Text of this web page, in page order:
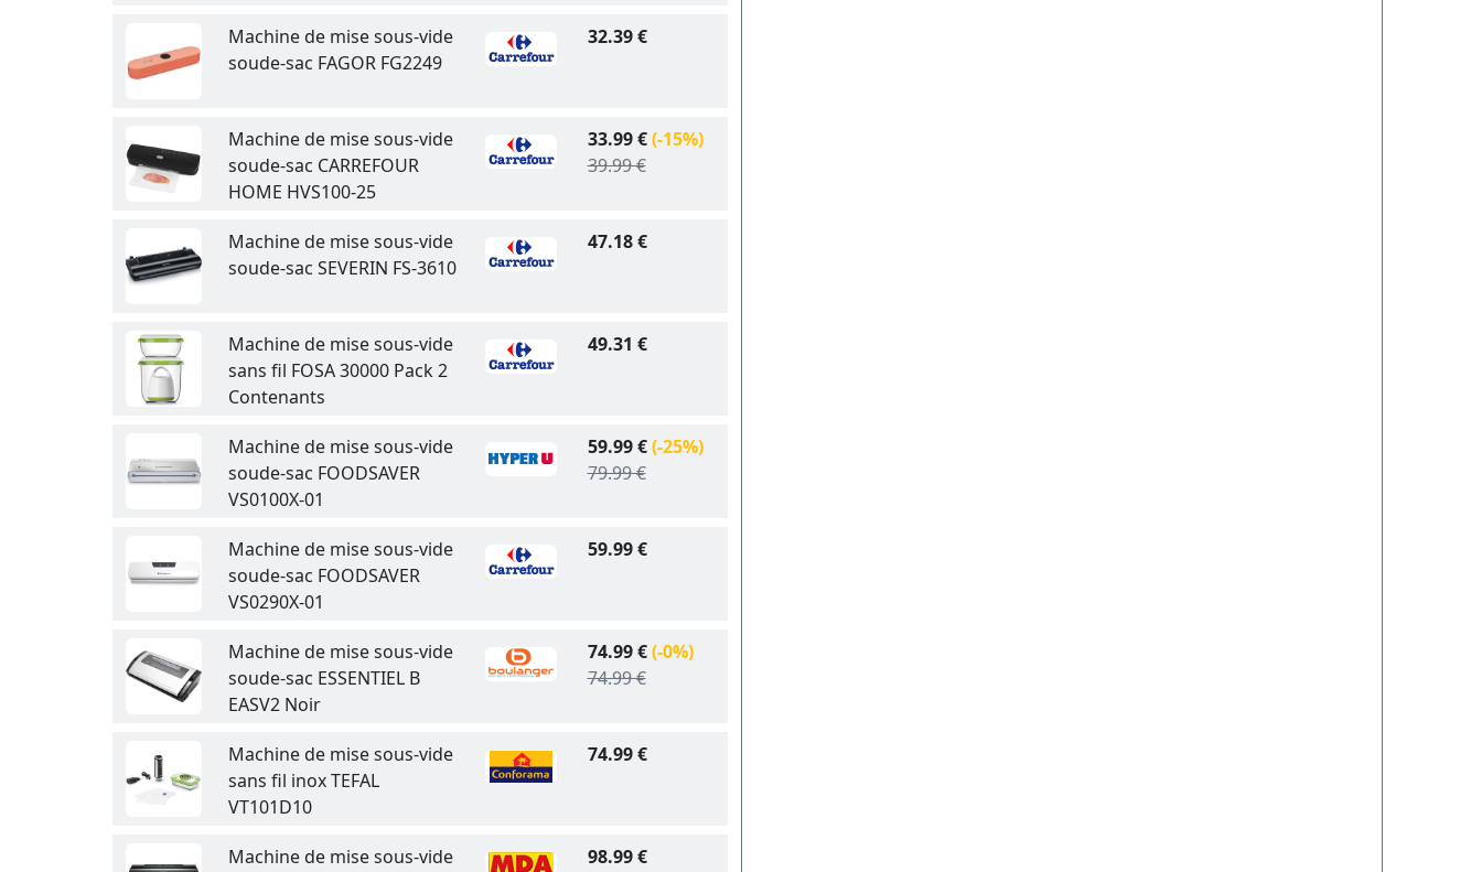
Machine de mise sous-vide
soude-sac FAGOR FG2249
32.39 €
Machine de mise sous-vide
soude-sac CARREFOUR
HOME HVS100-25
33.99 €(-15%)
39.99 €
Machine de mise sous-vide
soude-sac SEVERIN FS-3610
47.18 €
Machine de mise sous-vide
sans fil FOSA 30000 Pack 2
Contenants
49.31 €
Machine de mise sous-vide
soude-sac FOODSAVER
VS0100X-01
59.99 €(-25%)
79.99 €
Machine de mise sous-vide
soude-sac FOODSAVER
VS0290X-01
59.99 €
Machine de mise sous-vide
soude-sac ESSENTIEL B
EASV2 Noir
74.99 €(-0%)
74.99 €
Machine de mise sous-vide
sans fil inox TEFAL
VT101D10
74.99 €
Machine de mise sous-vide
98.99 €